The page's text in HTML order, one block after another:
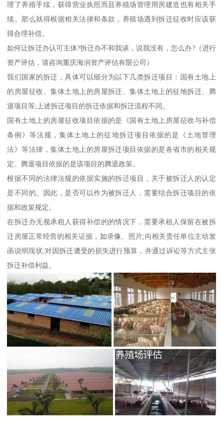
理了养殖手续，获得营业执照而且养殖场管理用房建造也有相关手
续。那么就得根据相关法律和条款，养殖场遇到拆迁征收时应该获
得合理补偿。
如何让拆迁办认可主体?拆迁办不和我谈，说我没有，怎么办?（进行
资产评估，请咨询重庆海润资产评估有限公司）
我们国家的拆迁，具体可以细分为以下几类拆迁项目：国有土地上
的房屋征收、集体土地上的房屋拆迁、集体土地上的征地拆迁、腾
退项目等;上述拆迁项目的拆迁依据和拆迁流程不同。
国有土地上的房屋征收项目依据的是《国有土地上房屋征收与补偿
条例》等法规，集体土地上的征地拆迁项目依据的是《土地管理
法》等法律，集体土地上的房屋拆迁项目依据的是各省市的相关规
定。腾退项目依据的是该项目的腾退政策。
根据不同的法律法规的依据实施的拆迁项目，关于被拆迁人的认定
是不同的。因此，是否可以作为被拆迁人，需要结合拆迁项目的依
据和政策规定。
在拆迁办无视承租人获得补偿的的情况下，需要承租人保留在被拆
迁房屋正常经营的相关证据，如录像、照片;向相关责任单位主动发
函说明现状;对因拆迁遭受的损失进行预算，并通过诉讼等方式主张
拆迁补偿利益。